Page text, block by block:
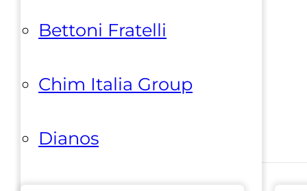
Bettoni Fratelli
Chim Italia Group
Dianos
Diamond & Cutting Tools